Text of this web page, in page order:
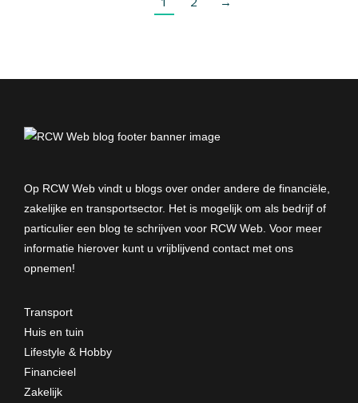
Op RCW Web vindt u blogs over onder andere de financiële,
zakelijke en transportsector. Het is mogelijk om als bedrijf of
particulier een blog te schrijven voor RCW Web. Voor meer
informatie hierover kunt u vrijblijvend contact met ons
opnemen!
Transport
Huis en tuin
Lifestyle & Hobby
Financieel
Zakelijk